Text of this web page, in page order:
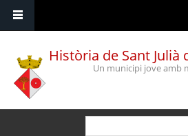
Història de Sant
Un municipi jove amb